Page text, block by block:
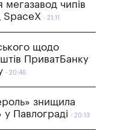
мегазавод чипів
SpaceX
21:11
щодо
ПриватБанку
20:46
знищила
Павлограді
20:13